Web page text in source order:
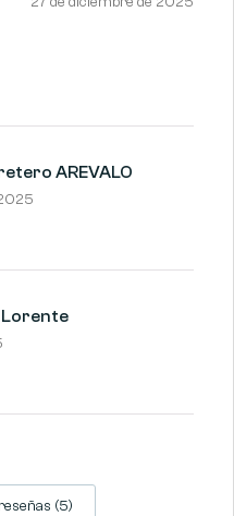
AREVALO
Lorente
(5)